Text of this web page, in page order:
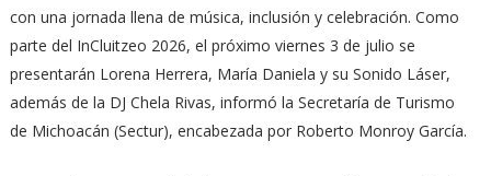
con una jornada llena de música, inclusión y celebración. Como
parte del InCluitzeo 2026, el próximo viernes 3 de julio se
presentarán Lorena Herrera, María Daniela y su Sonido Láser,
además de la DJ Chela Rivas, informó la Secretaría de Turismo
de Michoacán (Sectur), encabezada por Roberto Monroy García.